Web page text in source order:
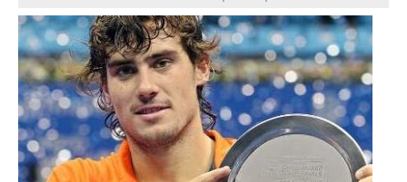
Contato
Login